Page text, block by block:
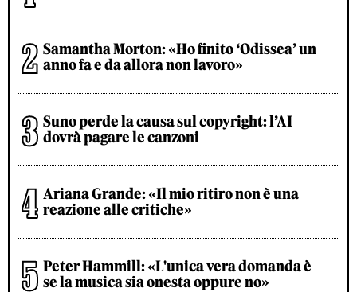
Samantha Morton: «Ho finito ‘Odissea’ un
anno fa e da allora non lavoro»
Suno perde la causa sul copyright: l’AI
dovrà pagare le canzoni
Ariana Grande: «Il mio ritiro non è una
reazione alle critiche»
Peter Hammill: «L'unica vera domanda è
se la musica sia onesta oppure no»